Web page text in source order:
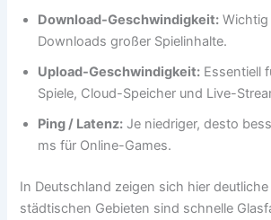
Download-Geschwindigkeit:
Downloads großer Spielinhalte.
Upload-Geschwindigkeit: Essentiell
Spiele, Cloud-Speicher und Live-
Ping / Latenz: Je niedriger, desto
ms für Online-Games.
In Deutschland zeigen sich hier
städtischen Gebieten sind schnelle